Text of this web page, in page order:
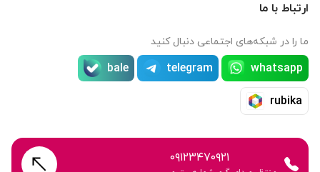
ارتباط با ما
ما را در شبکه‌های اجتماعی دنبال کنید
whatsapp
telegram
bale
rubika
۰۹۱۲۳۴۷۰۹۲۱